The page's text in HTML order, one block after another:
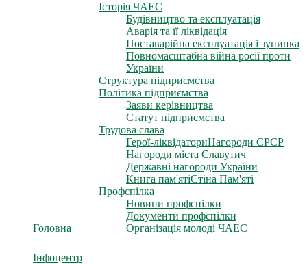
Головна
Історія ЧАЕС
Будівництво та експлуатація
Аварія та її ліквідація
Поставарійна експлуатація і зупинка
Повномасштабна війна росії проти
України
Структура підприємства
Політика підприємства
Заяви керівництва
Статут підприємства
Трудова слава
Герої-ліквідаториНагороди СРСР
Нагороди міста Славутич
Державні нагороди України
Книга пам'ятіСтіна Пам'яті
Профспілка
Новини профспілки
Документи профспілки
Організація молоді ЧАЕС
Інфоцентр